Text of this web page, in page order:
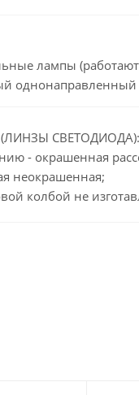
лампы
однонаправленный
СВЕТОДИОДА):
- окрашенная
неокрашенная;
колбой не